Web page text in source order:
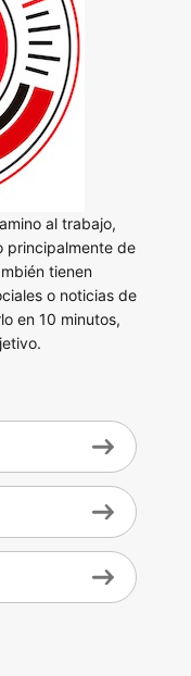
al trabajo,
principalmente de
tienen
o noticias de
en 10 minutos,